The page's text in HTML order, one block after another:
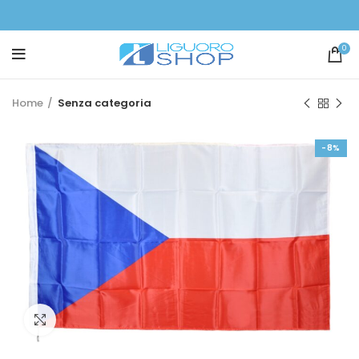
0
Home Senza categoria
-8%
Click to enlarge